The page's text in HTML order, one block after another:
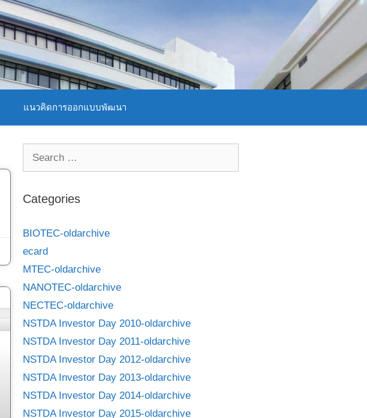
แนวคิดการออกแบบพัฒนา
Categories
BIOTEC-oldarchive
ecard
MTEC-oldarchive
NANOTEC-oldarchive
NECTEC-oldarchive
NSTDA Investor Day 2010-oldarchive
NSTDA Investor Day 2011-oldarchive
NSTDA Investor Day 2012-oldarchive
NSTDA Investor Day 2013-oldarchive
NSTDA Investor Day 2014-oldarchive
NSTDA Investor Day 2015-oldarchive